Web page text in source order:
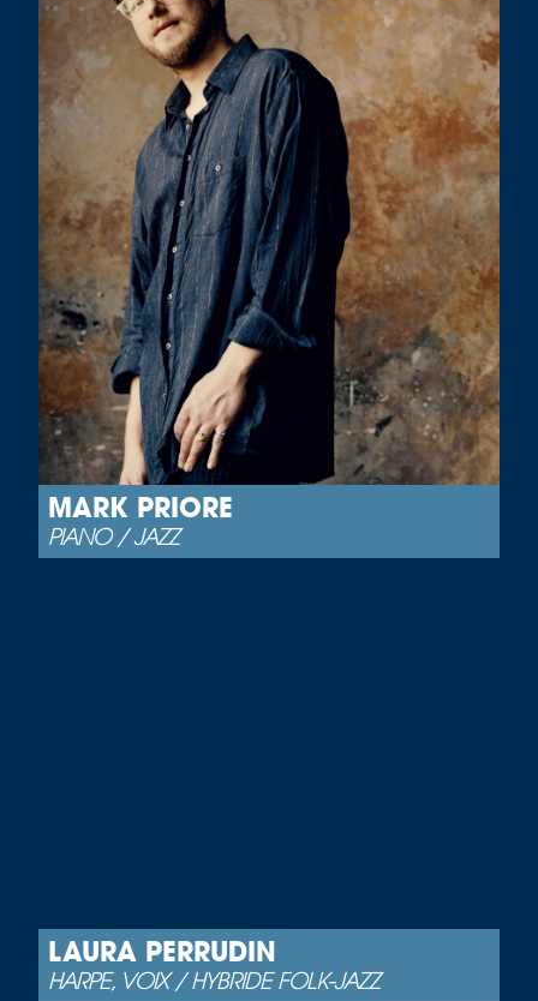
MARK PRIORE
PIANO / JAZZ
LAURA PERRUDIN
HARPE, VOIX / HYBRIDE FOLK-JAZZ